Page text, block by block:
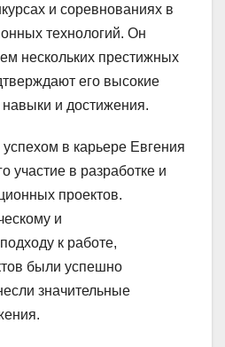
и соревнованиях в
технологий. Он
нескольких престижных
его высокие
и достижения.
в карьере Евгения
участие в разработке и
проектов.
и
к работе,
были успешно
значительные